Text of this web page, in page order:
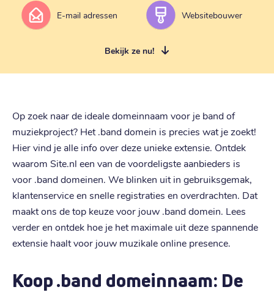
E-mail adressen Websitebouwer
Bekijk ze nu!
Op zoek naar de ideale domeinnaam voor je band of
muziekproject? Het .band domein is precies wat je zoekt!
Hier vind je alle info over deze unieke extensie. Ontdek
waarom Site.nl een van de voordeligste aanbieders is
voor .band domeinen. We blinken uit in gebruiksgemak,
klantenservice en snelle registraties en overdrachten. Dat
maakt ons de top keuze voor jouw .band domein. Lees
verder en ontdek hoe je het maximale uit deze spannende
extensie haalt voor jouw muzikale online presence.
Koop .band domeinnaam: De